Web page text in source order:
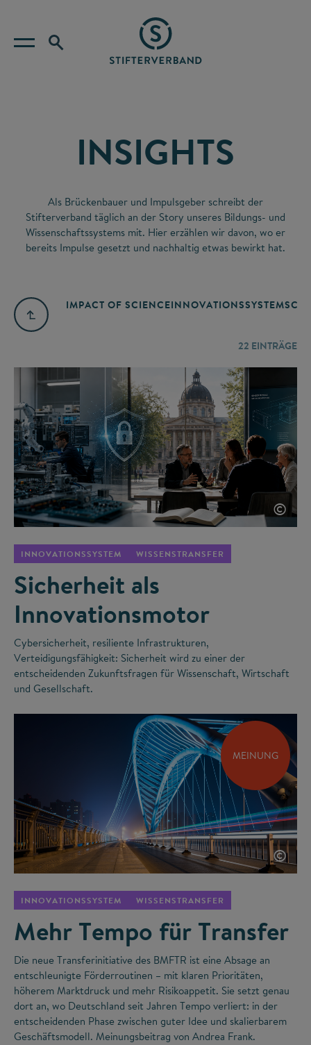
INSIGHTS
Als Brückenbauer und Impulsgeber schreibt der
Stifterverband täglich an der Story unseres Bildungs- und
Wissenschaftssystems mit. Hier erzählen wir davon, wo er
bereits Impulse gesetzt und nachhaltig etwas bewirkt hat.
IMPACT OF SCIENCEINNOVATIONSSYSTEM
22 EINTRÄGE
©
INNOVATIONSSYSTEM WISSENSTRANSFER
Sicherheit als
Innovationsmotor
Cybersicherheit, resiliente Infrastrukturen,
Verteidigungsfähigkeit: Sicherheit wird zu einer der
entscheidenden Zukunftsfragen für Wissenschaft, Wirtschaft
und Gesellschaft.
MEINUNG
©
INNOVATIONSSYSTEM WISSENSTRANSFER
Mehr Tempo für Transfer
Die neue Transferinitiative des BMFTR ist eine Absage an
entschleunigte Förderroutinen – mit klaren Prioritäten,
höherem Marktdruck und mehr Risikoappetit. Sie setzt genau
dort an, wo Deutschland seit Jahren Tempo verliert: in der
entscheidenden Phase zwischen guter Idee und skalierbarem
Geschäftsmodell. Meinungsbeitrag von Andrea Frank.